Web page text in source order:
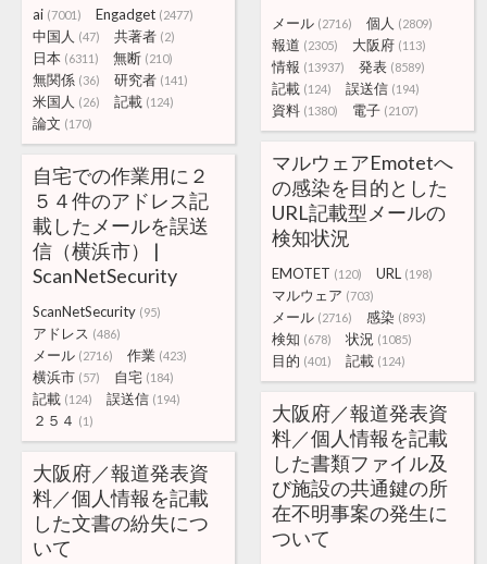
ai (7001) Engadget (2477)
中国人 (47) 共著者 (2)
日本 (6311) 無断 (210)
無関係 (36) 研究者 (141)
米国人 (26) 記載 (124)
論文 (170)
メール (2716) 個人 (2809)
報道 (2305) 大阪府 (113)
情報 (13937) 発表 (8589)
記載 (124) 誤送信 (194)
資料 (1380) 電子 (2107)
マルウェアEmotetへ
の感染を目的とした
URL記載型メールの
検知状況
EMOTET (120) URL (198)
マルウェア (703)
メール (2716) 感染 (893)
検知 (678) 状況 (1085)
目的 (401) 記載 (124)
自宅での作業用に２
５４件のアドレス記
載したメールを誤送
信（横浜市） |
ScanNetSecurity
ScanNetSecurity (95)
アドレス (486)
メール (2716) 作業 (423)
横浜市 (57) 自宅 (184)
記載 (124) 誤送信 (194)
２５４ (1)
大阪府／報道発表資
料／個人情報を記載
した書類ファイル及
び施設の共通鍵の所
在不明事案の発生に
ついて
大阪府／報道発表資
料／個人情報を記載
した文書の紛失につ
いて